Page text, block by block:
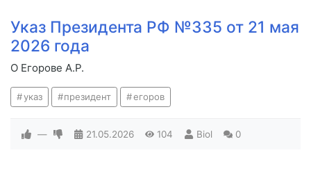
Указ Президента РФ №335 от 21 мая
2026 года
О Егорове А.Р.
указ президент егоров
— 21.05.2026 104 Biol 0